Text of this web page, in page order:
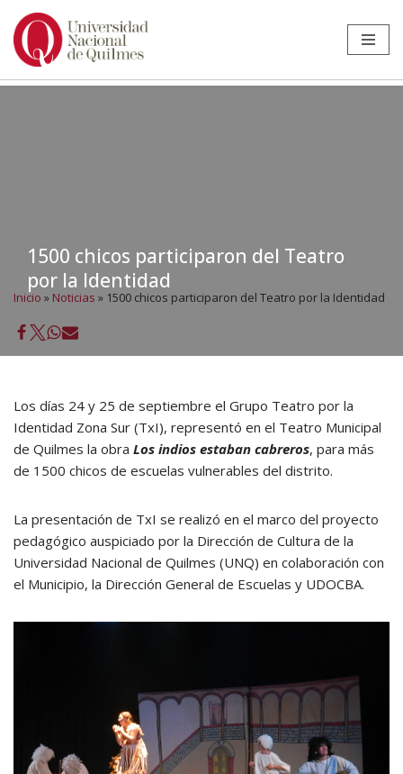
Ir
1500 chicos participaron del Teatro
por la Identidad
Inicio » Noticias » 1500 chicos participaron del Teatro por la Identidad
Los días 24 y 25 de septiembre el Grupo Teatro por la
Identidad Zona Sur (TxI), representó en el Teatro Municipal
de Quilmes la obra Los indios estaban cabreros, para más
de 1500 chicos de escuelas vulnerables del distrito.
La presentación de TxI se realizó en el marco del proyecto
pedagógico auspiciado por la Dirección de Cultura de la
Universidad Nacional de Quilmes (UNQ) en colaboración con
el Municipio, la Dirección General de Escuelas y UDOCBA.